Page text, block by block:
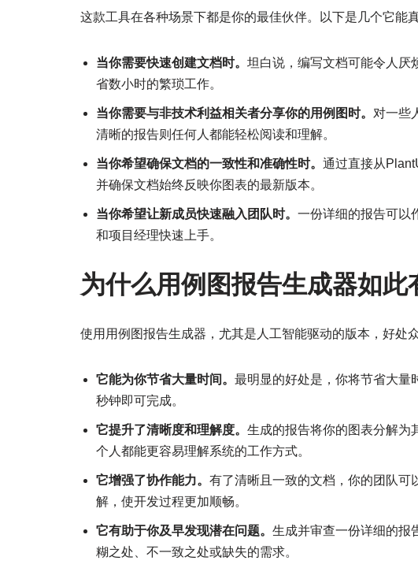
这款工具在各种场景下都是你的最佳伙伴。以下是几个它能
当你需要快速创建文档时。 坦白说，编写文档可能令人厌
省数小时的繁琐工作。
当你需要与非技术利益相关者分享你的用例图时。 对一些
清晰的报告则任何人都能轻松阅读和理解。
当你希望确保文档的一致性和准确性时。 通过直接从
并确保文档始终反映你图表的最新版本。
当你希望让新成员快速融入团队时。 一份详细的报告可以
和项目经理快速上手。
为什么用例图报告生成器如此
使用用例图报告生成器，尤其是人工智能驱动的版本，好处
它能为你节省大量时间。 最明显的好处是，你将节省大量
秒钟即可完成。
它提升了清晰度和理解度。 生成的报告将你的图表分解为
个人都能更容易理解系统的工作方式。
它增强了协作能力。 有了清晰且一致的文档，你的团队可
解，使开发过程更加顺畅。
它有助于你及早发现潜在问题。 生成并审查一份详细的报
糊之处、不一致之处或缺失的需求。